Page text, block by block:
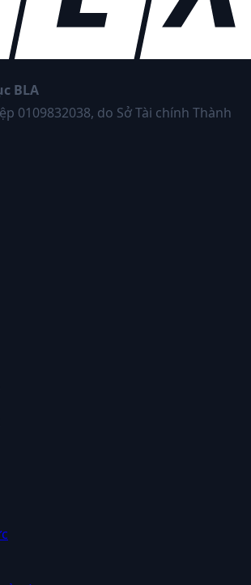
BLA
0109832038, do Sở Tài chính Thành